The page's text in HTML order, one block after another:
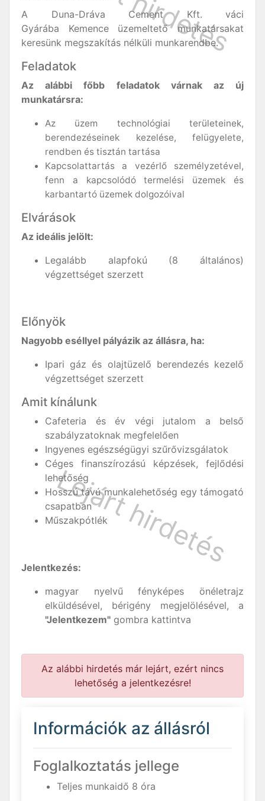
A Duna-Dráva Cement Kft. váci
Gyárába Kemence üzemeltető munkatársakat
keresünk megszakítás nélküli munkarendbe.
Feladatok
Az alábbi főbb feladatok várnak az új
munkatársra:
Az üzem technológiai területeinek,
berendezéseinek kezelése, felügyelete,
rendben és tisztán tartása
Kapcsolattartás a vezérlő személyzetével,
fenn a kapcsolódó termelési üzemek és
karbantartó üzemek dolgozóival
Elvárások
Az ideális jelölt:
Legalább alapfokú (8 általános)
végzettséget szerzett
Előnyök
Nagyobb eséllyel pályázik az állásra, ha:
Ipari gáz és olajtüzelő berendezés kezelő
végzettséget szerzett
Amit kínálunk
Cafeteria és év végi jutalom a belső
szabályzatoknak megfelelően
Ingyenes egészségügyi szűrővizsgálatok
Céges finanszírozású képzések, fejlődési
lehetőség
Hosszú távú munkalehetőség egy támogató
csapatban
Műszakpótlék
Jelentkezés:
magyar nyelvű fényképes önéletrajz
elküldésével, bérigény megjelölésével, a
"Jelentkezem" gombra kattintva
Az alábbi hirdetés már lejárt, ezért nincs
lehetőség a jelentkezésre!
Információk az állásról
Foglalkoztatás jellege
Teljes munkaidő 8 óra